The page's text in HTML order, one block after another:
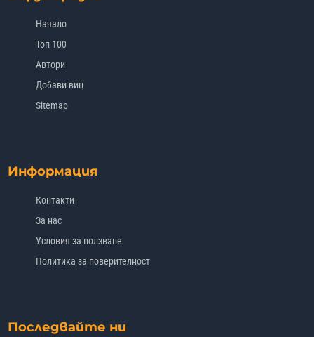
Начало
Топ 100
Автори
Добави виц
Sitemap
Информация
Контакти
За нас
Условия за ползване
Политика за поверителност
Последвайте ни